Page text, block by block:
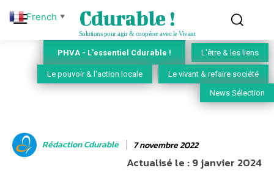
Cdurable !
Solutions pour agir & coopérer avec le Vivant
PHVA - L'essentiel Cdurable ! L'être & les liens
Le pouvoir & l'action locale Le vivant & refaire société
News Sélection
Rédaction Cdurable 7 novembre 2022
Actualisé le :9 janvier 2024
French ▼